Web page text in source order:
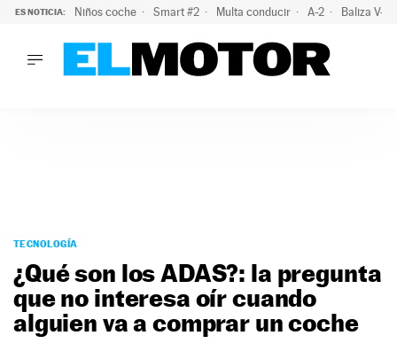
ES NOTICIA: Niños coche Smart #2 Multa conducir A-2 Baliza V-
PODCAST
MOTOS
TECNOLOGÍA
SUPERCOCHES
MOTORTV
TECNOLOGÍA
¿Qué son los ADAS?: la pregunta
que no interesa oír cuando
alguien va a comprar un coche